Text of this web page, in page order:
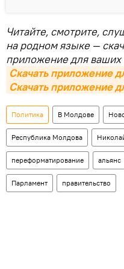
Читайте, смотрите,
на родном языке —
приложение для
Скачать приложение
Скачать приложение
Политика В Молдове
Республика Молдова
переформатирование альянс
Парламент правительство